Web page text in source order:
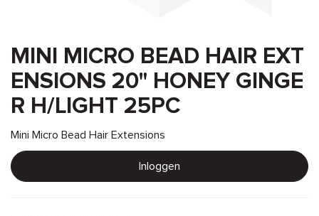
MINI MICRO BEAD HAIR EXT
ENSIONS 20" HONEY GINGE
R H/LIGHT 25PC
Mini Micro Bead Hair Extensions
Inloggen